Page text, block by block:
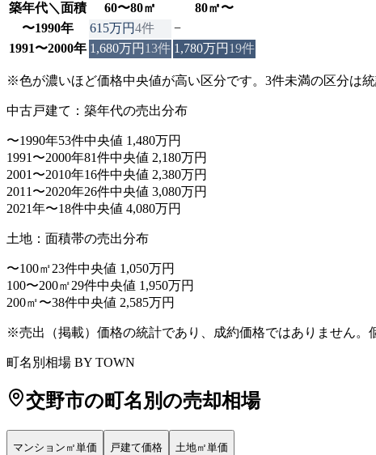
築年代＼面積 60〜80㎡
80㎡〜
〜1990年
615万円4件
−
1991〜2000年 1,680万円 13件 1,780万円 19件
※色が濃いほど価格中央値が高い区分です。3件未満の区分は
中古戸建て：築年代の売出分布
〜1990年53件中央値 1,480万円
1991〜2000年81件中央値 2,180万円
2001〜2010年16件中央値 2,380万円
2011〜2020年26件中央値 3,080万円
2021年〜18件中央値 4,080万円
土地：面積帯の売出分布
〜100㎡23件中央値 1,050万円
100〜200㎡29件中央値 1,950万円
200㎡〜38件中央値 2,585万円
※売出（掲載）価格の統計であり、成約価格ではありません
町名別相場 BY TOWN
交野市の町名別の売却相場
マンション㎡単価 戸建て価格 土地㎡単価
マンション㎡単価（赤=高い・青=安い）
21万〜29万
16万〜19万
データ少